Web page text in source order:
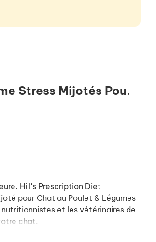
Stress Mijotés Pou.
Hill's Prescription Diet
pour Chat au Poulet & Légumes
et les vétérinaires de
chat.